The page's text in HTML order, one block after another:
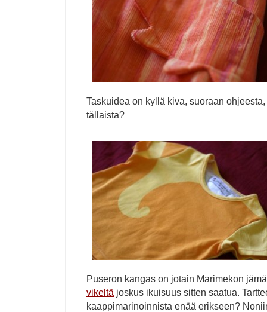
Taskuidea on kyllä kiva, suoraan
tällaista?
Puseron kangas on jotain Marimekon
vikeltä joskus ikuisuus sitten saatua.
kaappimarinoinnista enää erikseen?